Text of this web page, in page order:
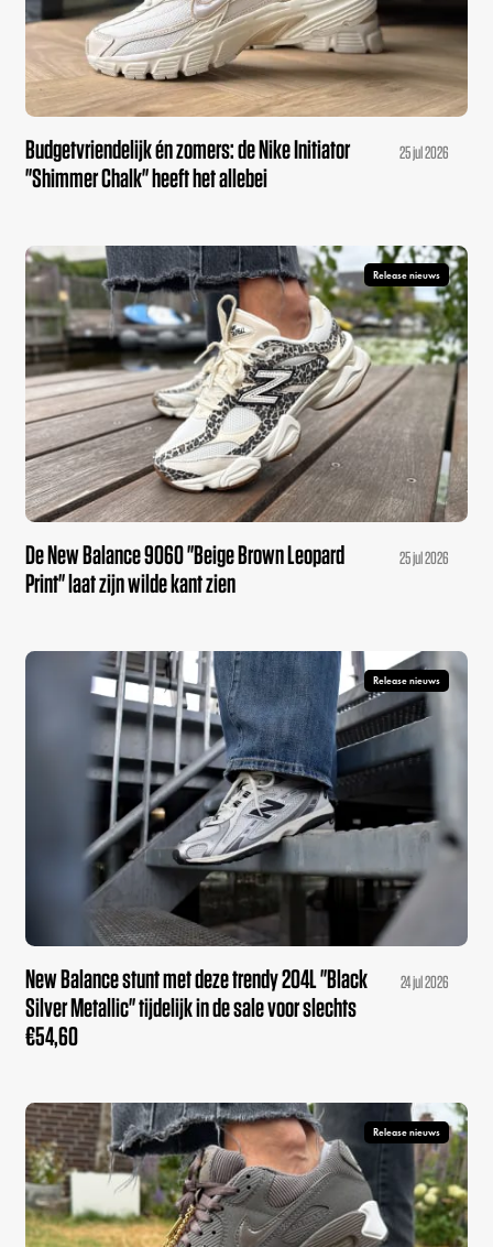
Budgetvriendelijk én zomers: de Nike Initiator
"Shimmer Chalk" heeft het allebei
25 jul 2026
Release nieuws
De New Balance 9060 "Beige Brown Leopard
Print" laat zijn wilde kant zien
25 jul 2026
Release nieuws
New Balance stunt met deze trendy 204L "Black
Silver Metallic" tijdelijk in de sale voor slechts
€54,60
24 jul 2026
Release nieuws